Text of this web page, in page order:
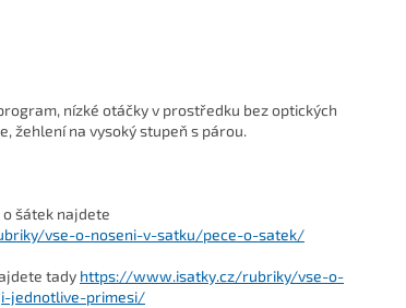
nízké otáčky v prostředku bez optických
žehlení na vysoký stupeň s párou.
šátek najdete
vse-o-noseni-v-satku/pece-o-satek/
tady https://www.isatky.cz/rubriky/vse-o-
jednotlive-primesi/